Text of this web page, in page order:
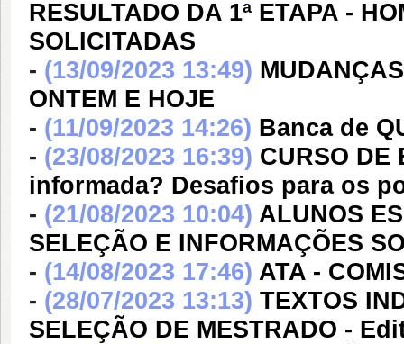
RESULTADO DA 1ª ETAPA -
SOLICITADAS
- (13/09/2023 13:49)
ONTEM E HOJE
- (11/09/2023 14:26) Banca de
- (23/08/2023 16:39) CURSO
informada? Desafios para os
- (21/08/2023 10:04) ALUNOS
SELEÇÃO E INFORMAÇÕES
- (14/08/2023 17:46) ATA -
- (28/07/2023 13:13) TEXTOS
SELEÇÃO DE MESTRADO -